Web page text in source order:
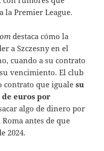
la Premier League.
destaca cómo la
a Szczesny en el
cuando a su contrato
vencimiento. El club
contrato que igualesu
de euros por
algo de dinero por
Roma antes de que
2024.